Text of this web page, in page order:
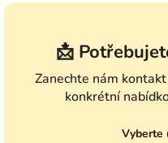
📩
Zanechte nám
konkrétní
Vyberte